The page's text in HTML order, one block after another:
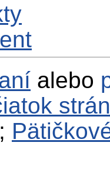
alebo
;